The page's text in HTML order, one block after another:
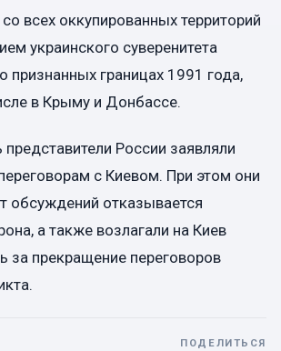
всех оккупированных территорий
украинского суверенитета
признанных границах 1991 года,
в Крыму и Донбассе.
России заявляли
с Киевом. При этом они
обсуждений отказывается
а также возлагали на Киев
за прекращение переговоров
ПОДЕЛИТЬСЯ